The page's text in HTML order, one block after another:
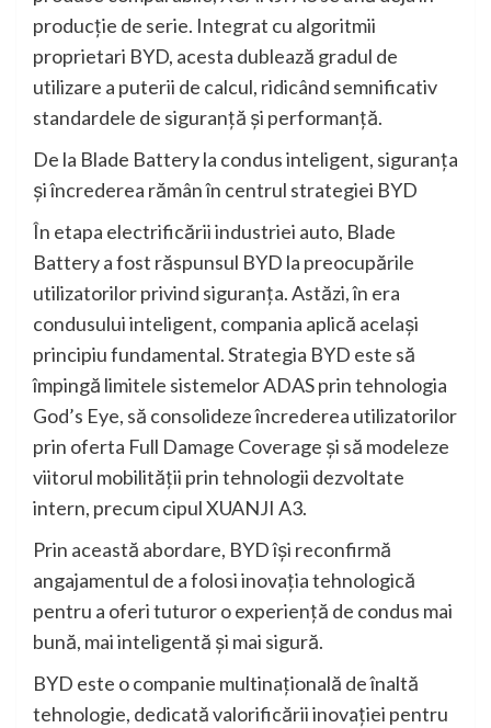
producție de serie. Integrat cu algoritmii
proprietari BYD, acesta dublează gradul de
utilizare a puterii de calcul, ridicând semnificativ
standardele de siguranță și performanță.
De la Blade Battery la condus inteligent, siguranța
și încrederea rămân în centrul strategiei BYD
În etapa electrificării industriei auto, Blade
Battery a fost răspunsul BYD la preocupările
utilizatorilor privind siguranța. Astăzi, în era
condusului inteligent, compania aplică același
principiu fundamental. Strategia BYD este să
împingă limitele sistemelor ADAS prin tehnologia
God’s Eye, să consolideze încrederea utilizatorilor
prin oferta Full Damage Coverage și să modeleze
viitorul mobilității prin tehnologii dezvoltate
intern, precum cipul XUANJI A3.
Prin această abordare, BYD își reconfirmă
angajamentul de a folosi inovația tehnologică
pentru a oferi tuturor o experiență de condus mai
bună, mai inteligentă și mai sigură.
BYD este o companie multinațională de înaltă
tehnologie, dedicată valorificării inovației pentru